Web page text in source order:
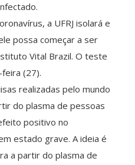
a UFRJ isolará e
possa começar a ser
Vital Brazil. O teste
(27).
realizadas pelo mundo
do plasma de pessoas
positivo no
estado grave. A ideia é
a partir do plasma de